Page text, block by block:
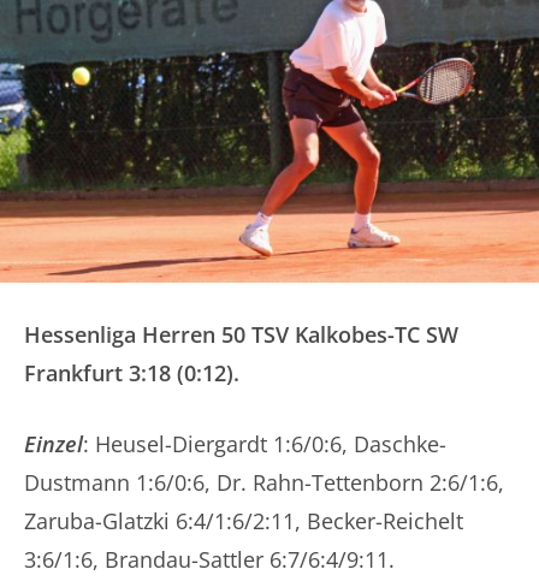
Hessenliga Herren 50 TSV Kalkobes-TC SW
Frankfurt 3:18 (0:12).
Einzel: Heusel-Diergardt 1:6/0:6, Daschke-
Dustmann 1:6/0:6, Dr. Rahn-Tettenborn 2:6/1:6,
Zaruba-Glatzki 6:4/1:6/2:11, Becker-Reichelt
3:6/1:6, Brandau-Sattler 6:7/6:4/9:11.